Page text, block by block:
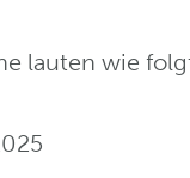
lauten wie